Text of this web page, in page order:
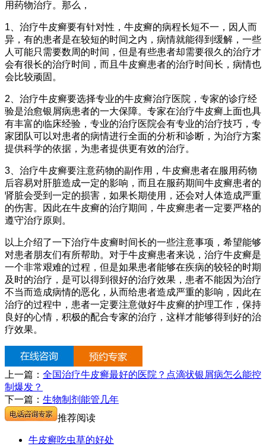
用药物治疗。那么，
1、治疗牛皮癣要有针对性，牛皮癣的病程长短不一，因人而
异，有的患者是在较短的时间之内，病情就能得到缓解，一些
人可能只需要数周的时间，但是有些患者却需要很久的治疗才
会有很长的治疗时间，而且牛皮癣患者的治疗时间长，病情也
会比较顽固。
2、治疗牛皮癣要选择专业的牛皮癣治疗医院，专家的诊疗经
验是治愈银屑病患者的一大保障。专家在治疗牛皮癣上面也具
有丰富的临床经验，专业的治疗医院会有专业的治疗技巧，专
家团队可以对患者的病情进行全面的分析和诊断，为治疗方案
提供科学的依据，为患者提供更有效的治疗。
3、治疗牛皮癣要注意药物的副作用，牛皮癣患者在服用药物
后容易对肝脏造成一定的影响，而且在服药期间牛皮癣患者的
肾脏会受到一定的损害，如果长期使用，还会对人体造成严重
的伤害。因此在牛皮癣的治疗期间，牛皮癣患者一定要严格的
遵守治疗原则。
以上介绍了一下治疗牛皮癣时间长的一些注意事项，希望能够
对患者朋友们有所帮助。对于牛皮癣患者来说，治疗牛皮癣是
一个非常艰难的过程，但是如果患者能够在疾病的较轻的时期
及时的治疗，是可以得到很好的治疗效果，患者不能因为治疗
不当而造成病情的恶化，从而给患者造成严重的影响，因此在
治疗的过程中，患者一定要注意做好牛皮癣的护理工作，保持
良好的心情，积极的配合专家的治疗，这样才能够得到好的治
疗效果。
上一篇： 全国治疗牛皮癣最好的医院？点滴状银屑病怎么能控
制爆发？
下一篇： 生物制剂能管几年
推荐阅读
牛皮癣吃虫草的好处